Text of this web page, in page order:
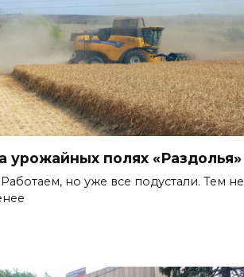
урожайных полях «Раздолья»
но уже все подустали. Тем не